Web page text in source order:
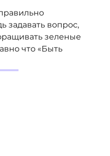
задавать вопрос,
зеленые
что «Быть